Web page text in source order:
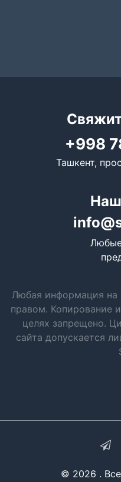
+998
Ташкент,
Любая информация на
правом. Копирование
целях запрещено.
сайта допускается
© 2026 .